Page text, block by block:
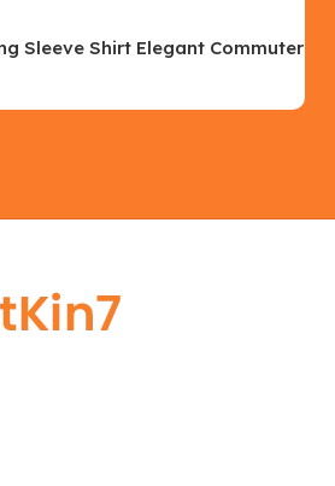
Sleeve Shirt Elegant Commuter